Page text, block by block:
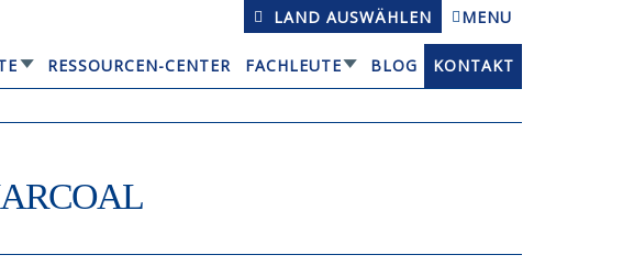
LAND AUSWÄHLEN MENU
RESSOURCEN-CENTER FACHLEUTE BLOG
KONTAKT